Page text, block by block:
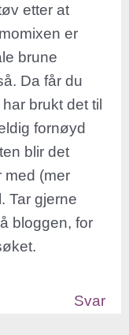
etter at
er
brune
Da får du
brukt det til
fornøyd
blir det
med (mer
Tar gjerne
bloggen, for
Svar